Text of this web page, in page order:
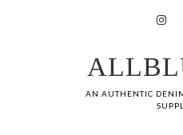
AN AUTHENTIC